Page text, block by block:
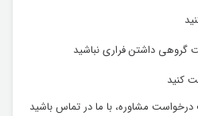
گروهی داشتن فراری نباشید
کنید
مشاوره، با ما در تماس باشید